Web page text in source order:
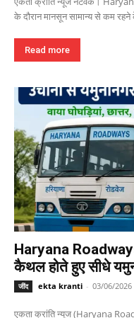
के दौरान मानसून सामान्य से कम रहने
Read more
Haryana Roadways
कैथल होते हुए सीधे
जींद ekta kranti - 03/06/2026
एकता क्रांति न्यूज (Haryana